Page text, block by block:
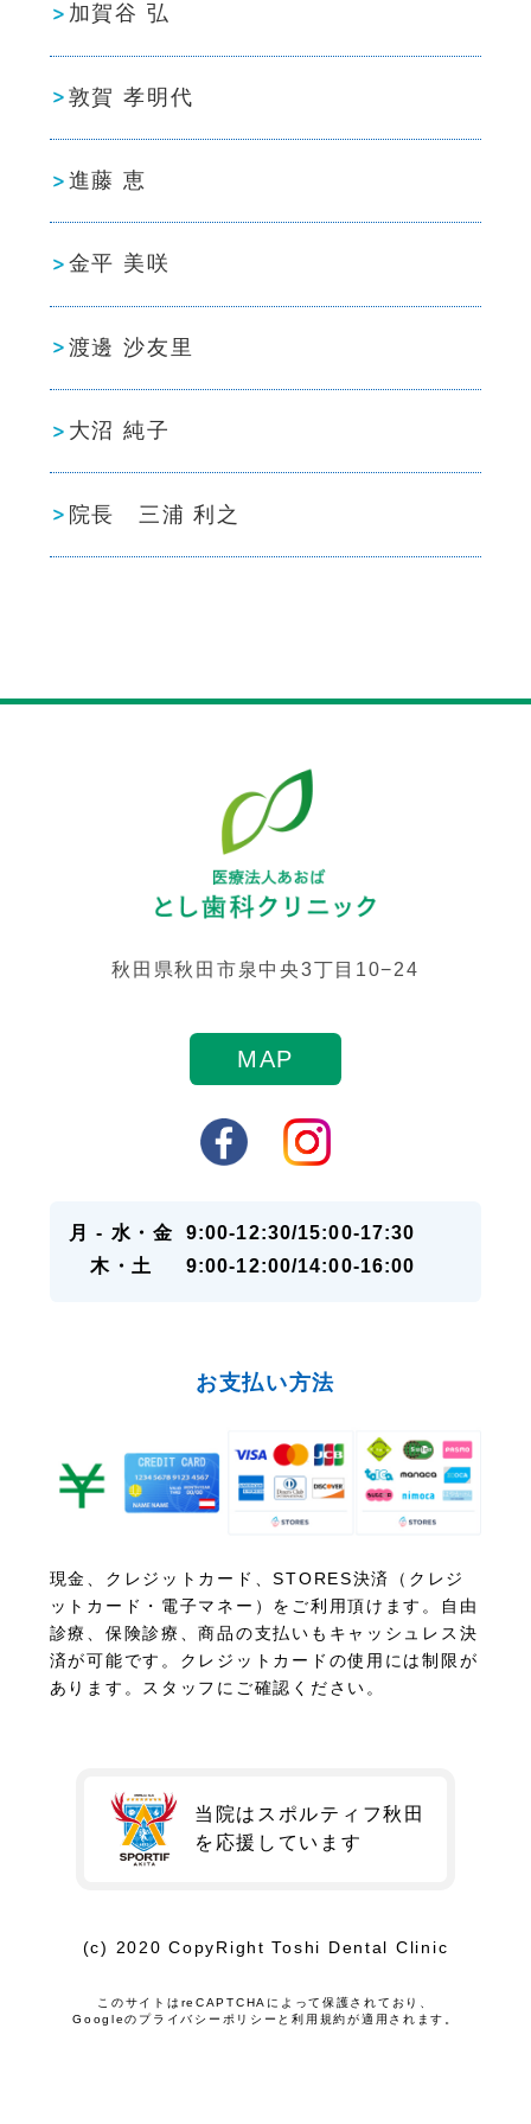
加賀谷 弘
敦賀 孝明代
進藤 恵
金平 美咲
渡邊 沙友里
大沼 純子
院長 三浦 利之
秋田県秋田市泉中央3丁目10−24
MAP
月 - 水・金
9:00-12:30/15:00-17:30
木・土
9:00-12:00/14:00-16:00
お支払い方法
現金、クレジットカード、STORES決済（クレジ
ットカード・電子マネー）をご利用頂けます。自由
診療、保険診療、商品の支払いもキャッシュレス決
済が可能です。クレジットカードの使用には制限が
あります。スタッフにご確認ください。
当院はスポルティフ秋田
を 応援しています
(c) 2020 CopyRight Toshi Dental Clinic
このサイトはreCAPTCHAによって保護されており、
Googleの プライバシーポリシー と利用規約が適用されます。